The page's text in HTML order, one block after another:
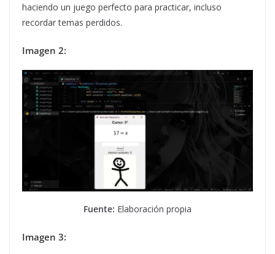
haciendo un juego perfecto para practicar, incluso
recordar temas perdidos.
Imagen 2:
Fuente: Elaboración propia
Imagen 3: